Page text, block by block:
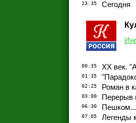
23:35 Сегодня
00:35 ХХ век.
01:35
02:25 Роман в
03:00 Перерыв
06:30 Пешком...
07:05 Легенды